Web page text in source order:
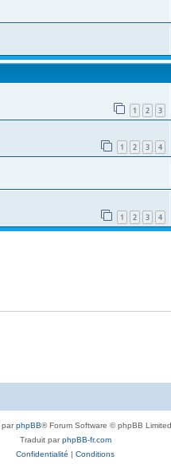
1 2 3
1 2 3 4
1 2 3 4
parphpBB® Forum Software © phpBB Limited
Traduit parphpBB-fr.com
Confidentialité
Conditions